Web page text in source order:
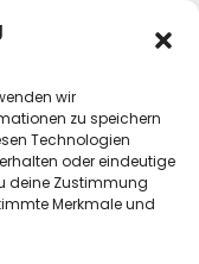
wir
zu speichern
Technologien
oder eindeutige
deine Zustimmung
Merkmale und